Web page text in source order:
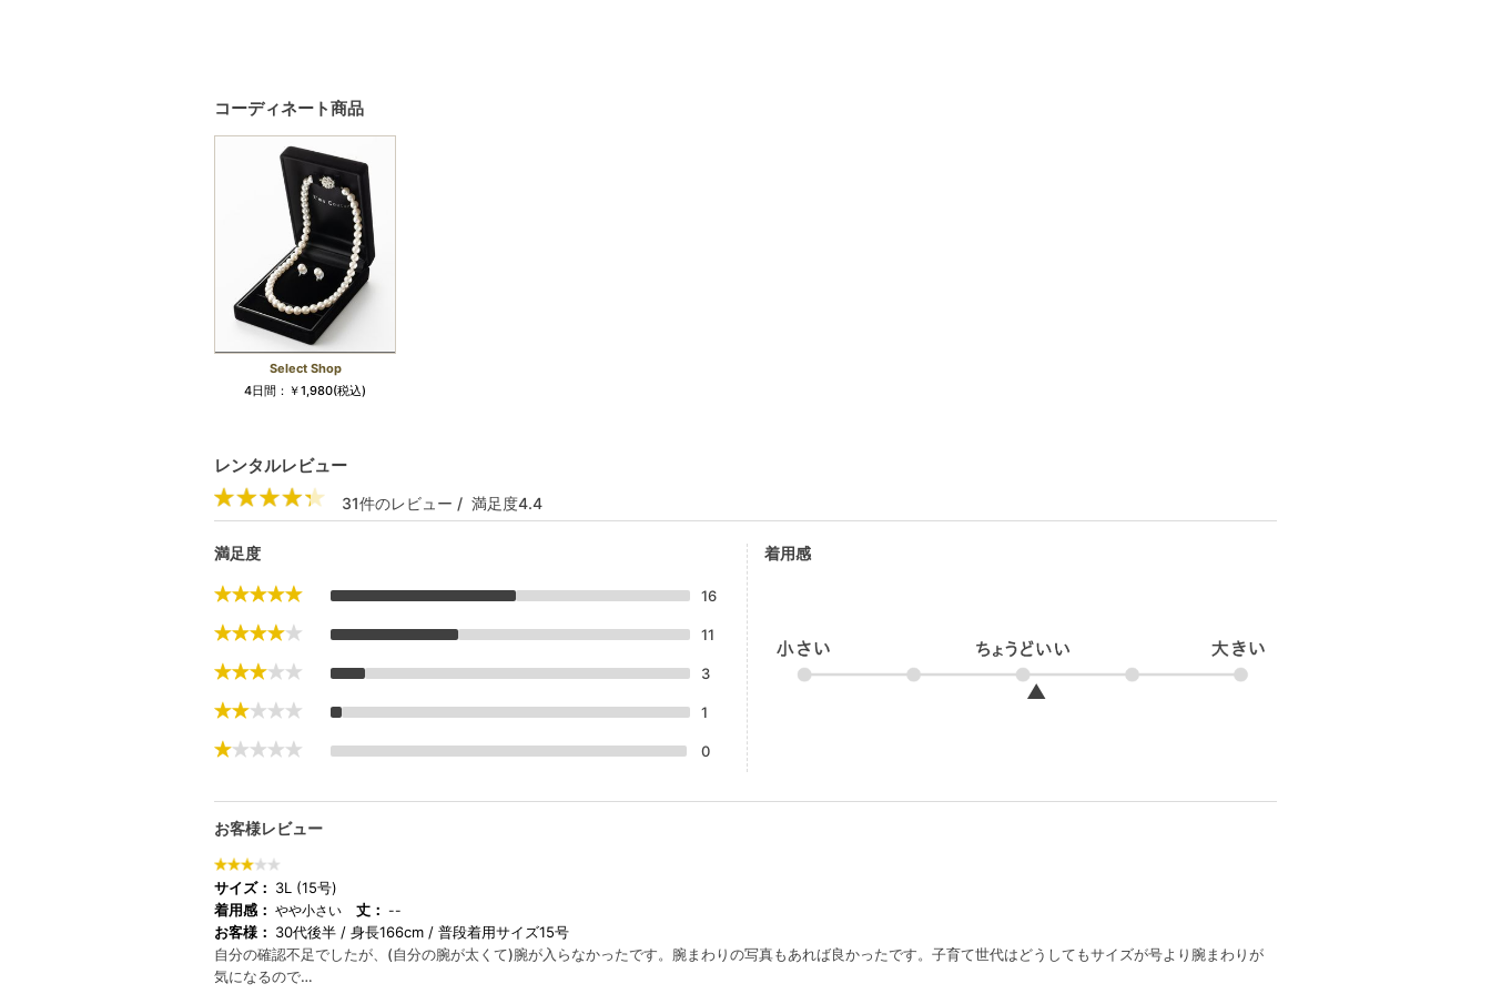
コーディネート商品
Select Shop
4日間：￥1,980(税込)
レンタルレビュー
31件のレビュー / 満足度4.4
満足度
16
11
3
1
0
着用感
▲
お客様レビュー
サイズ： 3L (15号)
着用感： やや小さい 丈： --
お客様： 30代後半 身長166cm
普段着用サイズ15号
自分の確認不足でしたが、(自分の腕が太くて)腕が入らなかったです。腕まわりの写真もあれば良かったです。子育て世代はどうしてもサイズが号より腕まわりが
気になるので…